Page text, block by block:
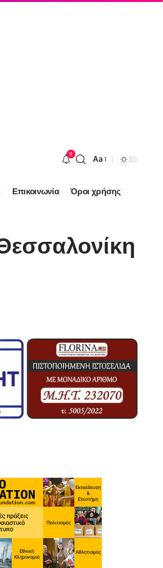
9
Font
Aa
Επικοινωνία Όροι χρήσης